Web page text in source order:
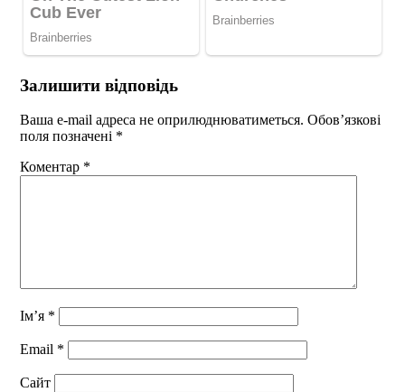
Залишити відповідь
Ваша e-mail адреса не оприлюднюватиметься. Обов’язкові
поля позначені *
Коментар *
Ім’я *
Email *
Сайт